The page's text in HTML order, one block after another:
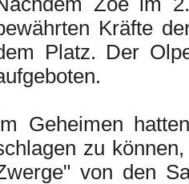
Kräfte
Platz. Der
Geheimen
zu
von den